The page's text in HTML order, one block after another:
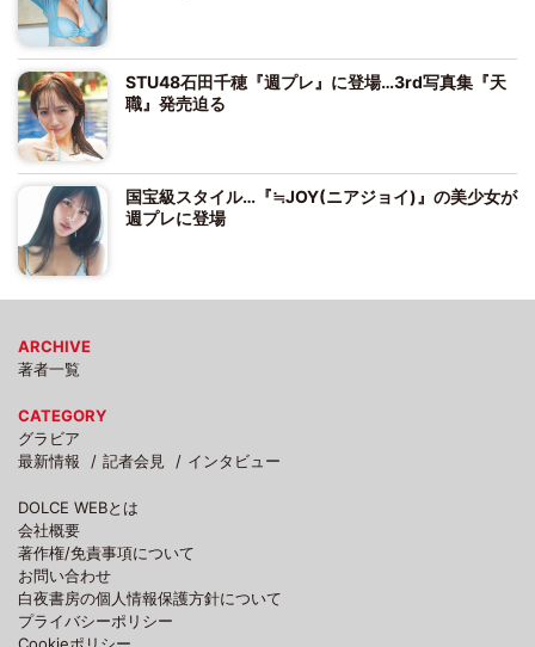
STU48石田千穂『週プレ』に登場…3rd写真集『天
職』発売迫る
国宝級スタイル…『≒JOY(ニアジョイ)』の美少女が
週プレに登場
ARCHIVE
著者一覧
CATEGORY
グラビア
最新情報
記者会見 インタビュー
DOLCE WEBとは
会社概要
著作権/免責事項について
お問い合わせ
白夜書房の個人情報保護方針について
プライバシーポリシー
Cookieポリシー